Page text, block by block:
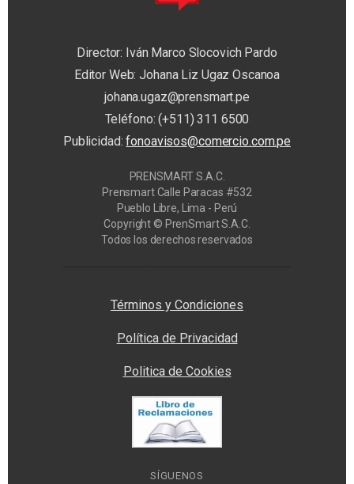
Director: Iván Marco Slocovich Pardo
Editor Web: Johana Liz Ugaz Oscanoa
johana.ugaz@prensmart.pe
Teléfono: (+511) 311 6500
Publicidad:fonoavisos@comercio.com.pe
PRENSMART S.A.C.
Prensmart Calle Paracas #532
Pueblo Libre, Lima - Perú
Copyright © PrenSmart S.A.C.
Todos los derechos reservados
Términos y Condiciones
Política de Privacidad
Politica de Cookies
SÍGUENOS